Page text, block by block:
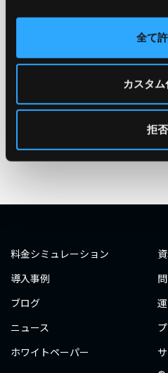
全て
カスタム
拒否
#エンジニア #AWS re:Invent
#自動化 #エン
#ダミーダミー
#ダミー
料金シミュレーション
導入事例
ブログ
ニュース
ホワイトペーパー